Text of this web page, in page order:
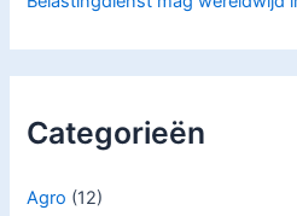
Categorieën
Agro (12)